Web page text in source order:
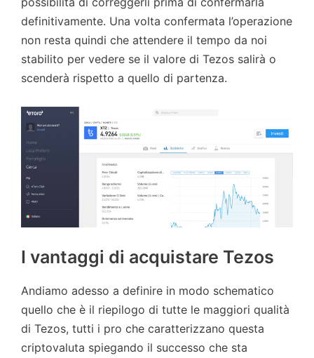
definitivamente. Una volta confermata l’operazione
non resta quindi che attendere il tempo da noi
stabilito per vedere se il valore di Tezos salirà o
scenderà rispetto a quello di partenza.
I vantaggi di acquistare Tezos
Andiamo adesso a definire in modo schematico
quello che è il riepilogo di tutte le maggiori qualità
di Tezos, tutti i pro che caratterizzano questa
criptovaluta spiegando il successo che sta